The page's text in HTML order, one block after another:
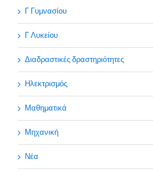
Γ Γυμνασίου
Γ Λυκείου
Διαδραστικές δραστηριότητες
Ηλεκτρισμός
Μαθηματικά
Μηχανική
Νέα